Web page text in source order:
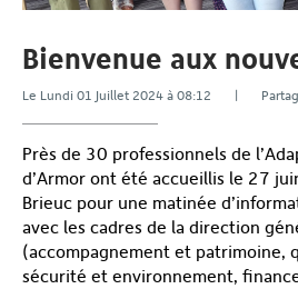
Bienvenue aux
Le Lundi 01 Juillet 2024 à 08:12 |
Près de 30 professionnels de
d’Armor ont été accueillis le 27
Brieuc pour une matinée
avec les cadres de la direction
(accompagnement et patrimoine,
sécurité et environnement,